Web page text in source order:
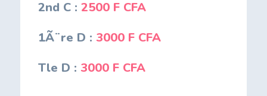
2nd C : 2500 F CFA
1Ã¨re D : 3000 F CFA
Tle D : 3000 F CFA